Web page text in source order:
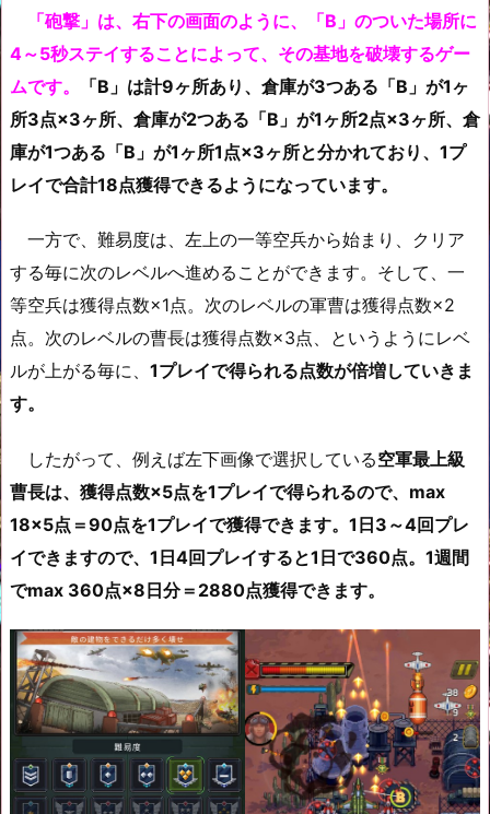
「砲撃」は、右下の画面のように、「B」のついた場所に
4～5秒ステイすることによって、その基地を破壊するゲー
ムです。
「B」は計9ヶ所あり、倉庫が3つある「B」が1ヶ
所3点×3ヶ所、倉庫が2つある「B」が1ヶ所2点×3ヶ所、倉
庫が1つある「B」が1ヶ所1点×3ヶ所と分かれており、1プ
レイで合計18点獲得できるようになっています。
一方で、難易度は、左上の一等空兵から始まり、クリア
する毎に次のレベルへ進めることができます。そして、一
等空兵は獲得点数×1点。次のレベルの軍曹は獲得点数×2
点。次のレベルの曹長は獲得点数×3点、というようにレベ
ルが上がる毎に、 1プレイで得られる点数が倍増していきま
す。
したがって、例えば左下画像で選択している空軍最上級
曹長は、獲得点数×5点を1プレイで得られるので、max
18×5点＝90点を1プレイで獲得できます。1日3～4回プレ
イできますので、1日4回プレイすると1日で360点。1週間
でmax 360点×8日分＝2880点獲得できます。